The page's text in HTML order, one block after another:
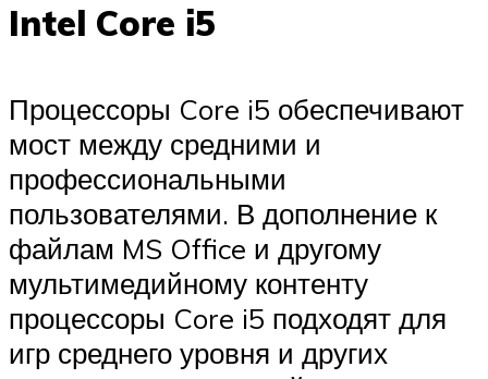
Intel Core i5
Процессоры Core i5 обеспечивают
мост между средними и
профессиональными
пользователями. В дополнение к
файлам MS Office и другому
мультимедийному контенту
процессоры Core i5 подходят для
игр среднего уровня и других